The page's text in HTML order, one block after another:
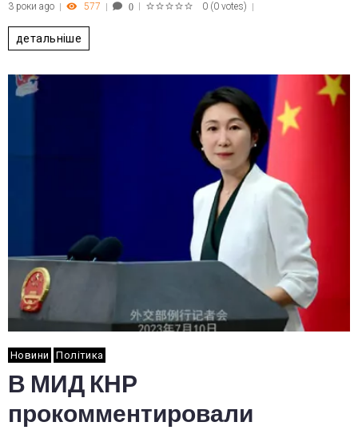
3 роки ago
577 0 0 (0 votes)
детальніше
Новини Політика
В МИД КНР
прокомментировали